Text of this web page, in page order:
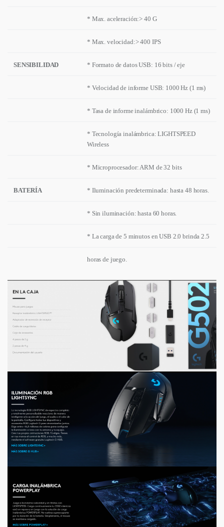
* Max. aceleración:> 40 G
* Max. velocidad:> 400 IPS
SENSIBILIDAD * Formato de datos USB: 16 bits / eje
* Velocidad de informe USB: 1000 Hz (1 ms)
* Tasa de informe inalámbrico: 1000 Hz (1 ms)
* Tecnología inalámbrica: LIGHTSPEED
Wireless
* Microprocesador: ARM de 32 bits
BATERÍA * Iluminación predeterminada: hasta 48 horas.
* Sin iluminación: hasta 60 horas.
* La carga de 5 minutos en USB 2.0 brinda 2.5
horas de juego.